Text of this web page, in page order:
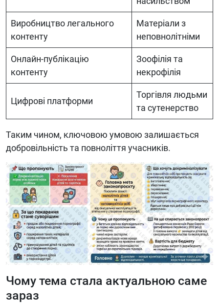
Виробництво легального
контенту
Матеріали з
неповнолітніми
Онлайн-публікацію
контенту
Зоофілія та
некрофілія
Цифрові платформи
Торгівля людьми
та сутенерство
Таким чином, ключовою умовою залишається
добровільність та повноліття учасників.
Чому тема стала актуальною саме
зараз